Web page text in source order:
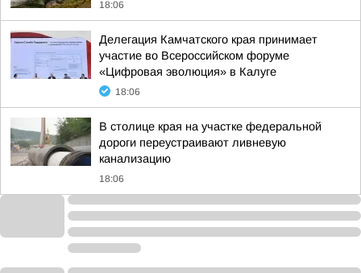
18:06
Делегация Камчатского края принимает
участие во Всероссийском форуме
«Цифровая эволюция» в Калуге
18:06
В столице края на участке федеральной
дороги переустраивают ливневую
канализацию
18:06